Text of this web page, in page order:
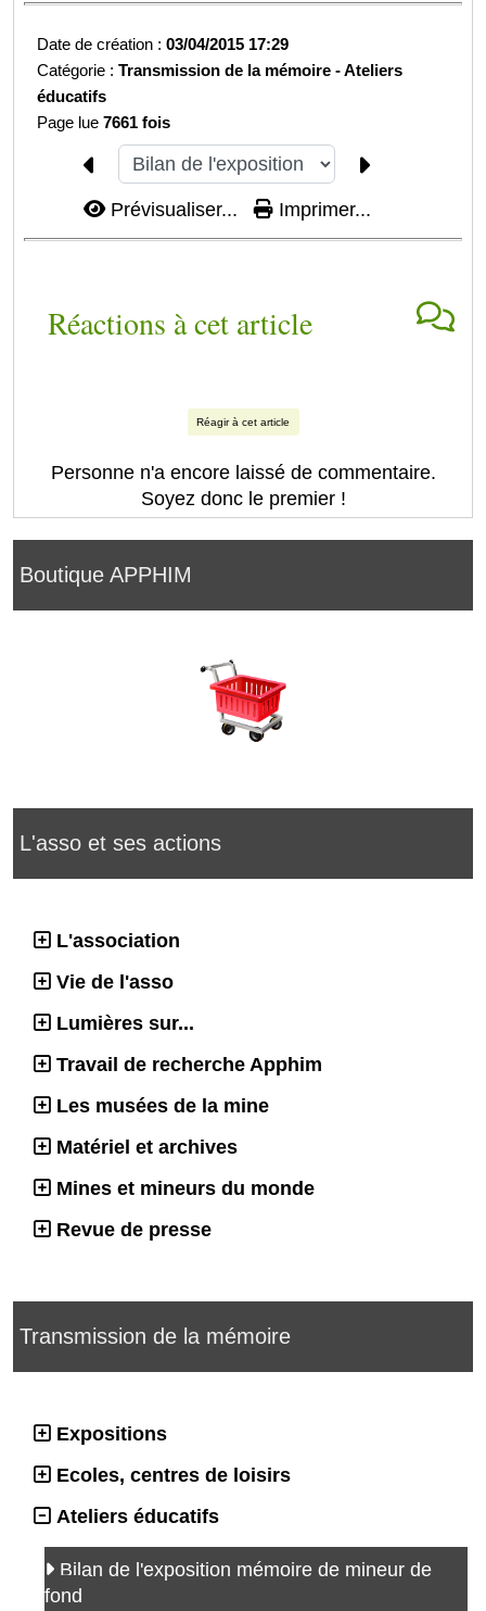
Boutique APPHIM
L'asso et ses actions
L'association
Vie de l'asso
Lumières sur...
Travail de recherche Apphim
Les musées de la mine
Matériel et archives
Mines et mineurs du monde
Revue de presse
Transmission de la mémoire
Expositions
Ecoles, centres de loisirs
Ateliers éducatifs
Bilan de l'exposition mémoire de mineur de
fond
Date de création :03/04/2015 17:29
Catégorie :Transmission de la mémoire -Ateliers
éducatifs
Page lue7661 fois
Prévisualiser... Imprimer...
Réactions à cet article
Réagir à cet article
Personne n'a encore laissé de commentaire.
Soyez donc le premier !